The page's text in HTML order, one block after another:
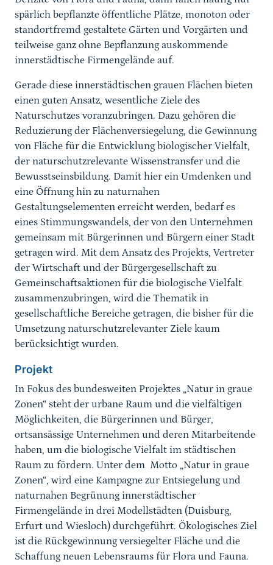
spärlich bepflanzte öffentliche Plätze, monoton oder
standortfremd gestaltete Gärten und Vorgärten und
teilweise ganz ohne Bepflanzung auskommende
innerstädtische Firmengelände auf.
Gerade diese innerstädtischen grauen Flächen bieten
einen guten Ansatz, wesentliche Ziele des
Naturschutzes voranzubringen. Dazu gehören die
Reduzierung der Flächenversiegelung, die Gewinnung
von Fläche für die Entwicklung biologischer Vielfalt,
der naturschutzrelevante Wissenstransfer und die
Bewusstseinsbildung. Damit hier ein Umdenken und
eine Öffnung hin zu naturnahen
Gestaltungselementen erreicht werden, bedarf es
eines Stimmungswandels, der von den Unternehmen
gemeinsam mit Bürgerinnen und Bürgern einer Stadt
getragen wird. Mit dem Ansatz des Projekts, Vertreter
der Wirtschaft und der Bürgergesellschaft zu
Gemeinschaftsaktionen für die biologische Vielfalt
zusammenzubringen, wird die Thematik in
gesellschaftliche Bereiche getragen, die bisher für die
Umsetzung naturschutzrelevanter Ziele kaum
berücksichtigt wurden.
Projekt
In Fokus des bundesweiten Projektes „Natur in graue
Zonen“ steht der urbane Raum und die vielfältigen
Möglichkeiten, die Bürgerinnen und Bürger,
ortsansässige Unternehmen und deren Mitarbeitende
haben, um die biologische Vielfalt im städtischen
Raum zu fördern. Unter dem Motto „Natur in graue
Zonen“, wird eine Kampagne zur Entsiegelung und
naturnahen Begrünung innerstädtischer
Firmengelände in drei Modellstädten (Duisburg,
Erfurt und Wiesloch) durchgeführt. Ökologisches Ziel
ist die Rückgewinnung versiegelter Fläche und die
Schaffung neuen Lebensraums für Flora und Fauna.